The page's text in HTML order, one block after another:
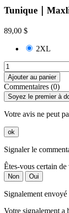
Tunique｜
89,00 $
2XL
Ajouter au panier
Commentaires (0)
Soyez le premier à
Votre avis ne peut
ok
Signaler le
Êtes-vous certain
Non Oui
Signalement envoyé
Votre signalement a